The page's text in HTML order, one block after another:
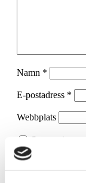
Namn *
E-postadress *
Webbplats
Spara mitt
webbläsare till